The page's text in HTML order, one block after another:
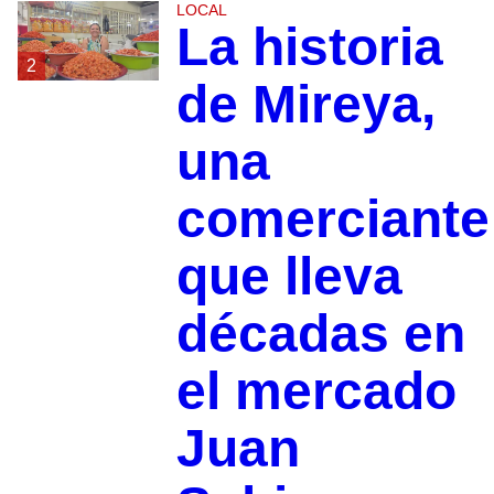
2
LOCAL
La historia
de Mireya,
una
comerciante
que lleva
décadas en
el mercado
Juan